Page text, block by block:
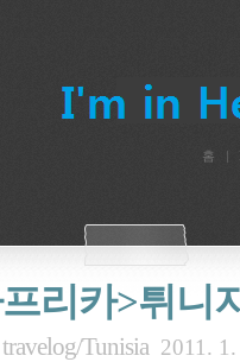
홈
리카>튀니
travelog/Tunisia 2011.